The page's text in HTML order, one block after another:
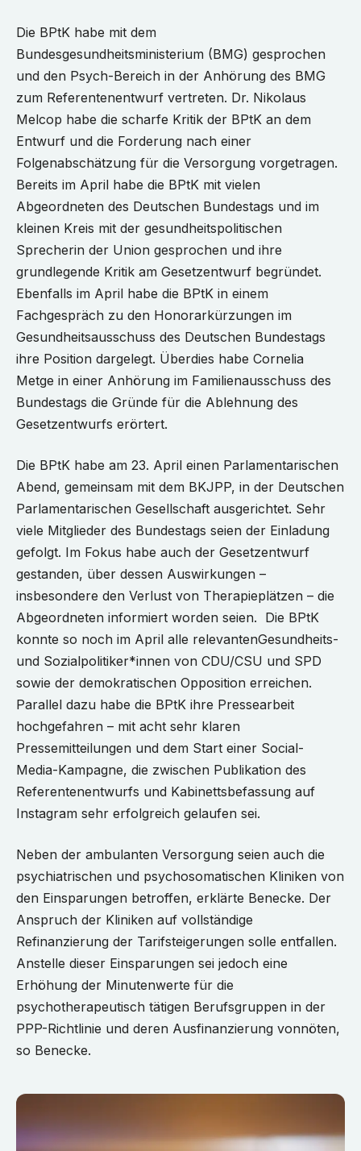
Die BPtK habe mit dem
Bundesgesundheitsministerium (BMG) gesprochen
und den Psych-Bereich in der Anhörung des BMG
zum Referentenentwurf vertreten. Dr. Nikolaus
Melcop habe die scharfe Kritik der BPtK an dem
Entwurf und die Forderung nach einer
Folgenabschätzung für die Versorgung vorgetragen.
Bereits im April habe die BPtK mit vielen
Abgeordneten des Deutschen Bundestags und im
kleinen Kreis mit der gesundheitspolitischen
Sprecherin der Union gesprochen und ihre
grundlegende Kritik am Gesetzentwurf begründet.
Ebenfalls im April habe die BPtK in einem
Fachgespräch zu den Honorarkürzungen im
Gesundheitsausschuss des Deutschen Bundestags
ihre Position dargelegt. Überdies habe Cornelia
Metge in einer Anhörung im Familienausschuss des
Bundestags die Gründe für die Ablehnung des
Gesetzentwurfs erörtert.
Die BPtK habe am 23. April einen Parlamentarischen
Abend, gemeinsam mit dem BKJPP, in der Deutschen
Parlamentarischen Gesellschaft ausgerichtet. Sehr
viele Mitglieder des Bundestags seien der Einladung
gefolgt. Im Fokus habe auch der Gesetzentwurf
gestanden, über dessen Auswirkungen –
insbesondere den Verlust von Therapieplätzen – die
Abgeordneten informiert worden seien. Die BPtK
konnte so noch im April alle relevantenGesundheits-
und Sozialpolitiker*innen von CDU/CSU und SPD
sowie der demokratischen Opposition erreichen.
Parallel dazu habe die BPtK ihre Pressearbeit
hochgefahren – mit acht sehr klaren
Pressemitteilungen und dem Start einer Social-
Media-Kampagne, die zwischen Publikation des
Referentenentwurfs und Kabinettsbefassung auf
Instagram sehr erfolgreich gelaufen sei.
Neben der ambulanten Versorgung seien auch die
psychiatrischen und psychosomatischen Kliniken von
den Einsparungen betroffen, erklärte Benecke. Der
Anspruch der Kliniken auf vollständige
Refinanzierung der Tarifsteigerungen solle entfallen.
Anstelle dieser Einsparungen sei jedoch eine
Erhöhung der Minutenwerte für die
psychotherapeutisch tätigen Berufsgruppen in der
PPP-Richtlinie und deren Ausfinanzierung vonnöten,
so Benecke.